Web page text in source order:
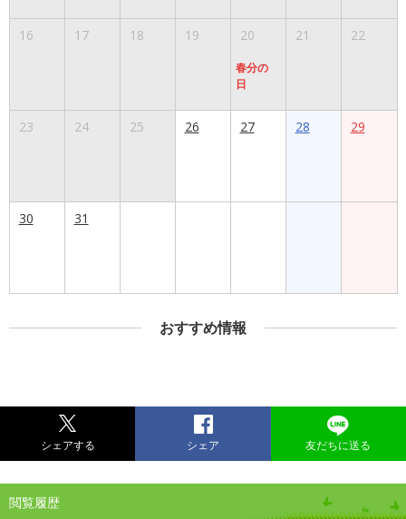
16 17 18 19 20
春分の
日
21 22
23 24 25 26 27 28 29
30 31
おすすめ情報
シェアする シェア 友だちに送る
閲覧履歴